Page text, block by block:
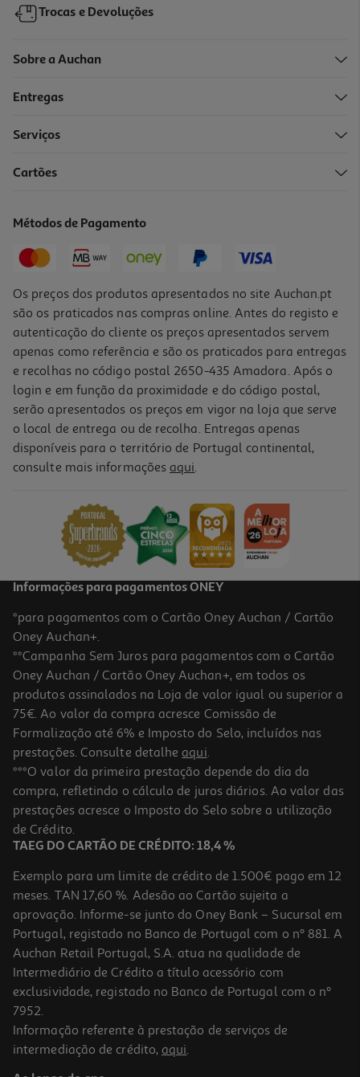
4.7
Colunas Alta Potência Jbl Partybox Ultimate 1100w Wi-Fi
1.299,99 €
Coluna Alta Potência Jbl 100w Aut 15h Partybox Encore2
299.99 €/un
299,99 €
4.5
Coluna Alta Potência Lg Xboom Rnc5
Trocas e Devoluções
Sobre a Auchan
Entregas
Serviços
Cartões
Métodos de Pagamento
Os preços dos produtos apresentados no site Auchan.pt
são os praticados nas compras online. Antes do registo e
autenticação do cliente os preços apresentados servem
apenas como referência e são os praticados para entregas
e recolhas no código postal 2650-435 Amadora. Após o
login e em função da proximidade e do código postal,
serão apresentados os preços em vigor na loja que serve
o local de entrega ou de recolha. Entregas apenas
disponíveis para o território de Portugal continental,
consulte mais informações aqui.
Informações para pagamentos ONEY
*para pagamentos com o Cartão Oney Auchan / Cartão
Oney Auchan+.
**Campanha Sem Juros para pagamentos com o Cartão
Oney Auchan / Cartão Oney Auchan+, em todos os
produtos assinalados na Loja de valor igual ou superior a
75€. Ao valor da compra acresce Comissão de
Formalização até 6% e Imposto do Selo, incluídos nas
prestações. Consulte detalhe aqui.
***O valor da primeira prestação depende do dia da
compra, refletindo o cálculo de juros diários. Ao valor das
prestações acresce o Imposto do Selo sobre a utilização
de Crédito.
TAEG DO CARTÃO DE CRÉDITO: 18,4 %
Exemplo para um limite de crédito de 1.500€ pago em 12
meses. TAN 17,60 %. Adesão ao Cartão sujeita a
aprovação. Informe-se junto do Oney Bank – Sucursal em
Portugal, registado no Banco de Portugal com o nº 881. A
Auchan Retail Portugal, S.A. atua na qualidade de
Intermediário de Crédito a título acessório com
exclusividade, registado no Banco de Portugal com o nº
7952.
Informação referente à prestação de serviços de
intermediação de crédito, aqui.